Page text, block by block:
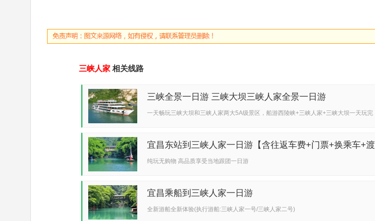
三峡人家 相关线路
三峡全景一日游 三峡大坝三峡人家全景一日游
一天畅玩三峡大坝和三峡人家两大5A级景区，船游西陵峡+三峡人家+三峡大坝一天玩完
宜昌东站到三峡人家一日游【含往返车费+门票+换乘车+渡
船...纯玩无购物 高品质享受当地跟团一日游
宜昌乘船到三峡人家一日游
全新游船全新体验(执行游船:三峡人家一号/三峡人家二号)